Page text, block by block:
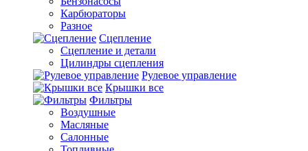
Карбюраторы
Разное
Сцепление
Сцепление и детали
Цилиндры сцепления
Рулевое управление
Крышки все
Фильтры
Воздушные
Масляные
Салонные